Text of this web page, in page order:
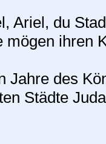
Ariel, du
mögen ihren
Jahre des
Städte